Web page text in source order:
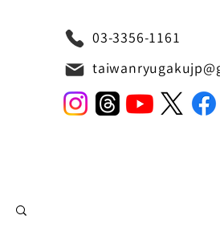
03-3356-1161